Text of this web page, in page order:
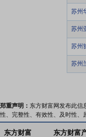
苏州
苏州
苏州
苏州
郑重声明： 东方财富网发布此信
性、完整性、有效性、及时性、
东方财富 东方财富